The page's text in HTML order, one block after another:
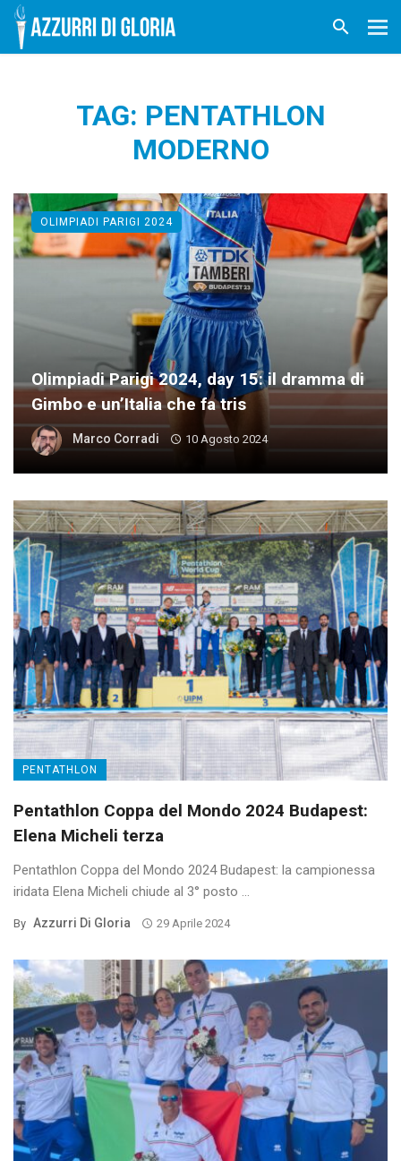
TAG: PENTATHLON
MODERNO
Olimpiadi Parigi 2024, day 15: il dramma di
Gimbo e un’Italia che fa tris
Marco Corradi 10 Agosto 2024
OLIMPIADI PARIGI 2024
PENTATHLON
Pentathlon Coppa del Mondo 2024 Budapest:
Elena Micheli terza
Pentathlon Coppa del Mondo 2024 Budapest: la campionessa
iridata Elena Micheli chiude al 3° posto ...
By Azzurri Di Gloria 29 Aprile 2024